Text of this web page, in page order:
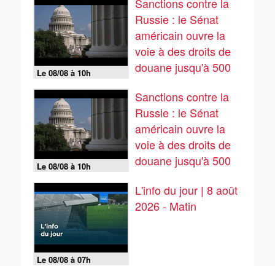
Le 08/08 à 10h
Russie : le Sénat
américain ouvre la
voie à des droits de
douane jusqu'à 500
Le 08/08 à 10h
Sanctions contre la
Russie : le Sénat
américain ouvre la
voie à des droits de
douane jusqu'à 500
Le 08/08 à 07h
L'info du jour | 8 août
2026 - Matin